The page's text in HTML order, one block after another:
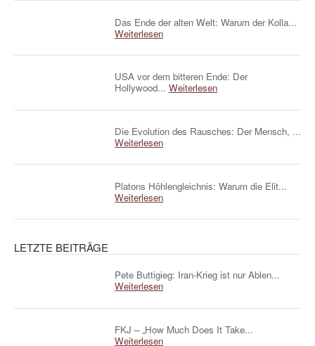
Das Ende der alten Welt: Warum der Kolla...
Weiterlesen
USA vor dem bitteren Ende: Der
Hollywood... Weiterlesen
Die Evolution des Rausches: Der Mensch, ...
Weiterlesen
Platons Höhlengleichnis: Warum die Elit...
Weiterlesen
LETZTE BEITRÄGE
Pete Buttigieg: Iran-Krieg ist nur Ablen...
Weiterlesen
FKJ – „How Much Does It Take...
Weiterlesen